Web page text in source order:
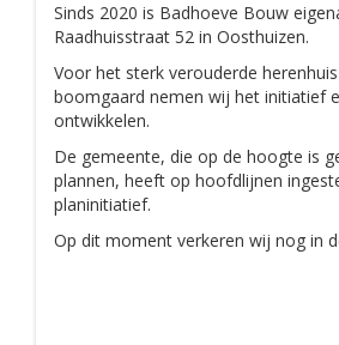
Sinds 2020 is Badhoeve Bouw
Raadhuisstraat 52 in Oosthuizen.
Voor het sterk verouderde
boomgaard nemen wij het initiatief
ontwikkelen.
De gemeente, die op de hoogte is
plannen, heeft op hoofdlijnen
planinitiatief.
Op dit moment verkeren wij nog in